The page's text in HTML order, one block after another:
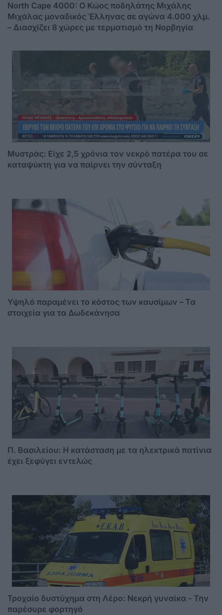
North Cape 4000: Ο Κώος ποδηλάτης Μιχάλης
Μιχάλας μοναδικός Έλληνας σε αγώνα 4.000 χλμ.
– Διασχίζει 8 χώρες με τερματισμό τη Νορβηγία
Μυστράς: Είχε 2,5 χρόνια τον νεκρό πατέρα του σε
καταψύκτη για να παίρνει την σύνταξη
Υψηλό παραμένει το κόστος των καυσίμων – Τα
στοιχεία για τα Δωδεκάνησα
Π. Βασιλείου: Η κατάσταση με τα ηλεκτρικά πατίνια
έχει ξεφύγει εντελώς
Τροχαίο δυστύχημα στη Λέρο: Νεκρή γυναίκα - Την
παρέσυρε φορτηγό